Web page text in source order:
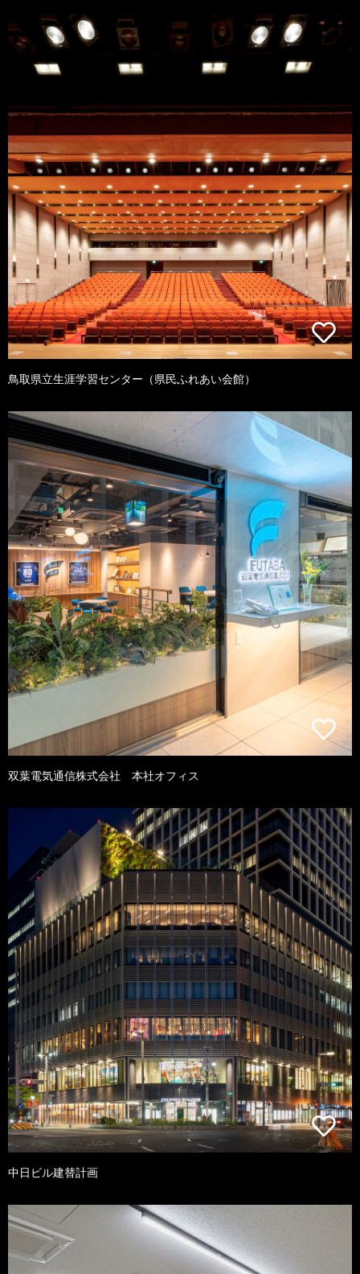
鳥取県立生涯学習センター（県民ふれあい会館）
双葉電気通信株式会社 本社オフィス
中日ビル建替計画